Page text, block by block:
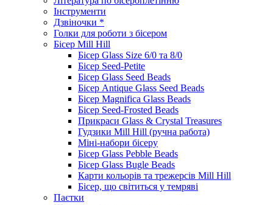
Інструменти
Дзвіночки *
Голки для роботи з бісером
Бісер Mill Hill
Бісер Glass Size 6/0 та 8/0
Бісер Seed-Petite
Бісер Glass Seed Beads
Бісер Antique Glass Seed Beads
Бісер Magnifica Glass Beads
Бісер Seed-Frosted Beads
Прикраси Glass & Crystal Treasures
Гудзики Mill Hill (ручна работа)
Міні-набори бісеру
Бісер Glass Pebble Beads
Бісер Glass Bugle Beads
Карти кольорів та трежерсів Mill Hill
Бісер, що світиться у темряві
Паєтки